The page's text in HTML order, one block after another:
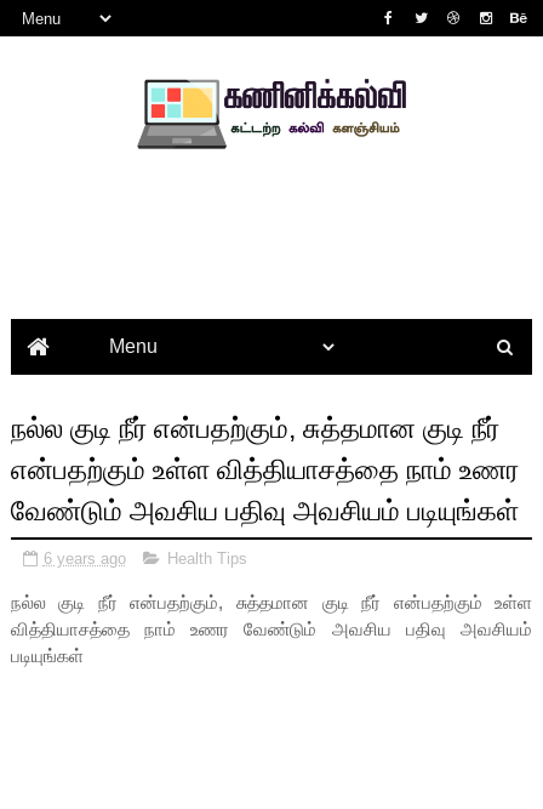
நல்ல குடி நீர் என்பதற்கும், சுத்தமான குடி நீர்
என்பதற்கும் உள்ள வித்தியாசத்தை நாம் உணர
வேண்டும் அவசிய பதிவு அவசியம் படியுங்கள்
6 years ago Health Tips
நல்ல குடி நீர் என்பதற்கும், சுத்தமான குடி நீர் என்பதற்கும் உள்ள
வித்தியாசத்தை நாம் உணர வேண்டும் அவசிய பதிவு அவசியம்
படியுங்கள்